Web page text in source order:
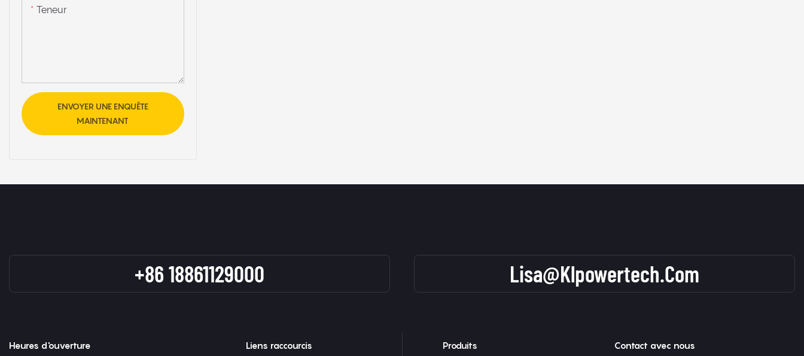
Teneur
ENVOYER UNE ENQUÊTE
MAINTENANT
+86 18861129000 Lisa@klpowertech.com
Heures d'ouverture Liens raccourcis Produits Contact avec nous